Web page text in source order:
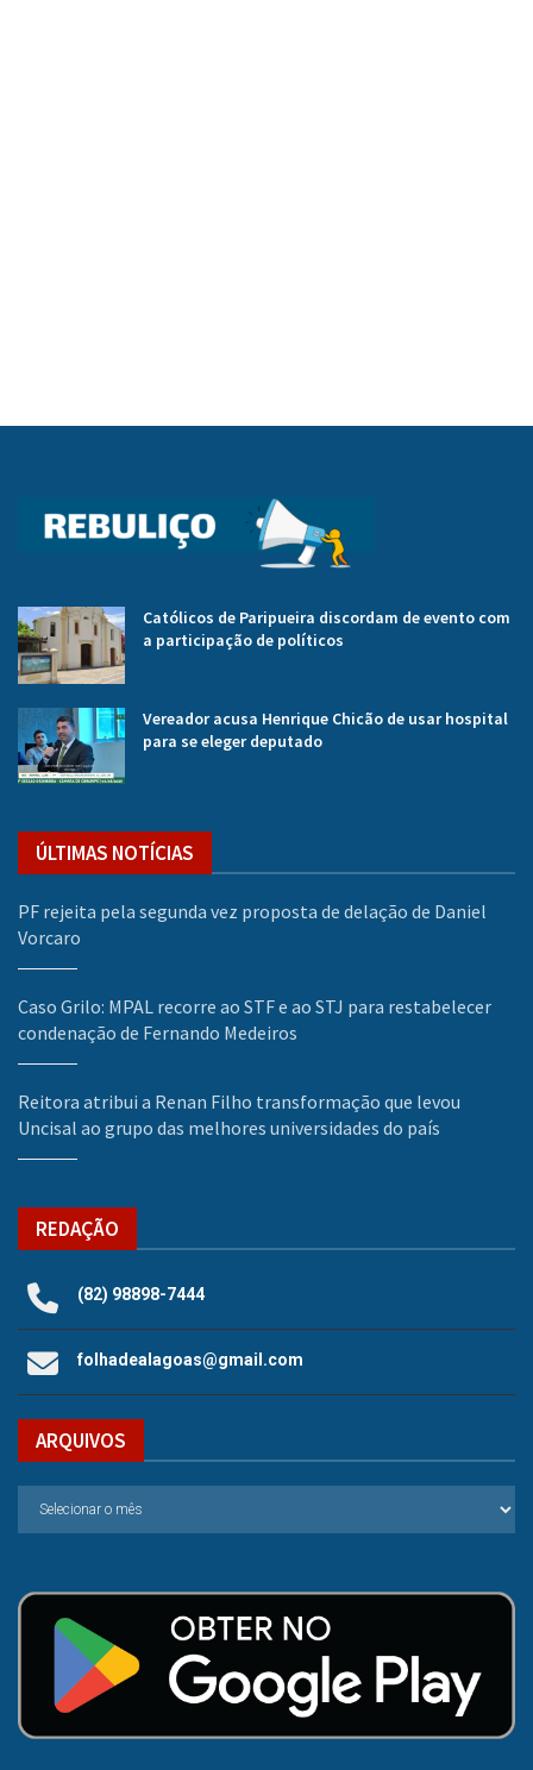
Católicos de Paripueira discordam de evento com
a participação de políticos
Vereador acusa Henrique Chicão de usar hospital
para se eleger deputado
ÚLTIMAS NOTÍCIAS
PF rejeita pela segunda vez proposta de delação de Daniel
Vorcaro
Caso Grilo: MPAL recorre ao STF e ao STJ para restabelecer
condenação de Fernando Medeiros
Reitora atribui a Renan Filho transformação que levou
Uncisal ao grupo das melhores universidades do país
REDAÇÃO
(82) 98898-7444
folhadealagoas@gmail.com
ARQUIVOS